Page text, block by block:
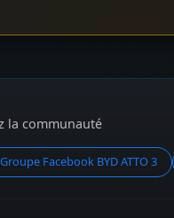
la communauté
Groupe Facebook BYD ATTO 3